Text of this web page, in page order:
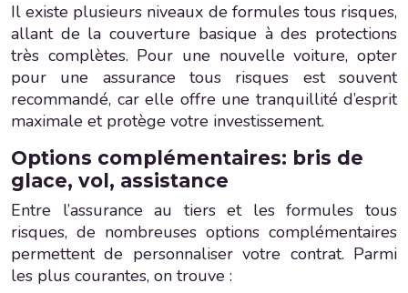
Il existe plusieurs niveaux de formules tous risques,
allant de la couverture basique à des protections
très complètes. Pour une nouvelle voiture, opter
pour une assurance tous risques est souvent
recommandé, car elle offre une tranquillité d’esprit
maximale et protège votre investissement.
Options complémentaires: bris de
glace, vol, assistance
Entre l’assurance au tiers et les formules tous
risques, de nombreuses options complémentaires
permettent de personnaliser votre contrat. Parmi
les plus courantes, on trouve :